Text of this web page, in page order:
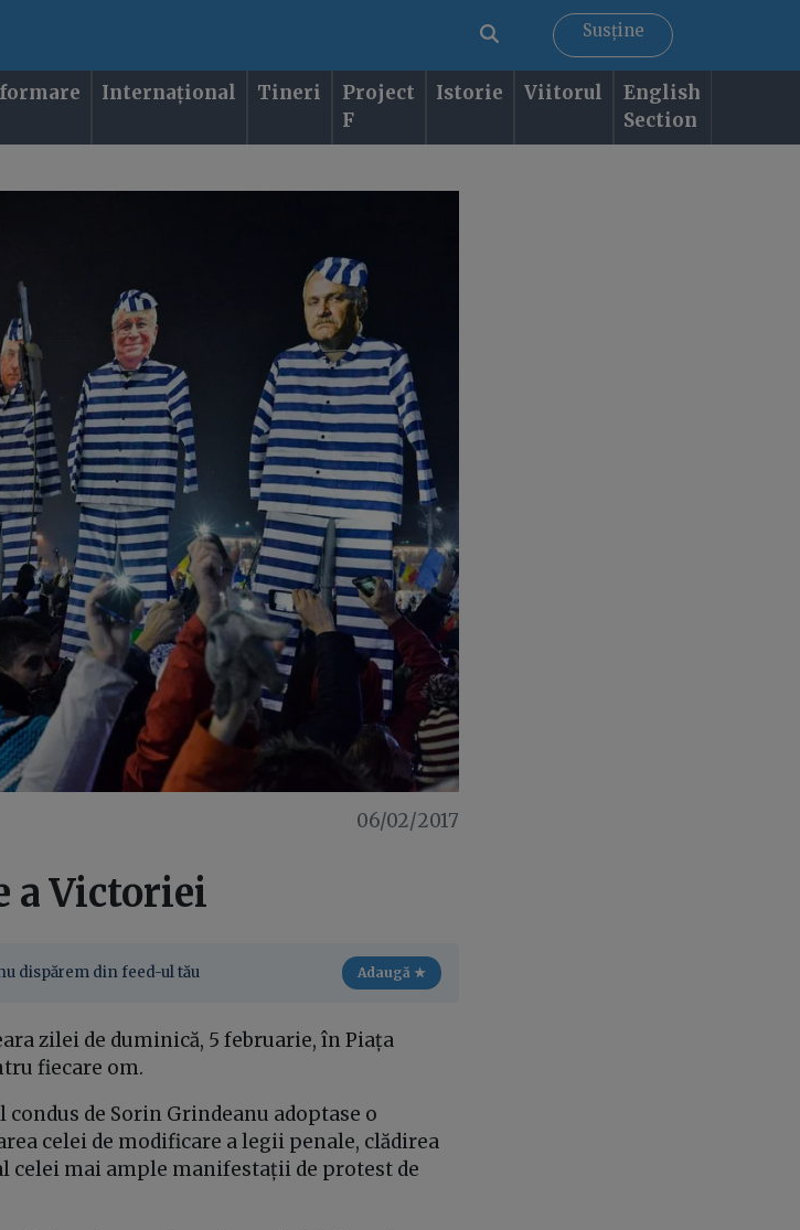
Susține
Internațional Tineri
Project
F
Istorie Viitorul
English
Section
06/02/2017
a Victoriei
dispărem din feed-ul tău Adaugă ★
zilei de duminică, 5 februarie, în Piața
fiecare om.
de Sorin Grindeanu adoptase o
celei de modificare a legii penale, clădirea
celei mai ample manifestații de protest de